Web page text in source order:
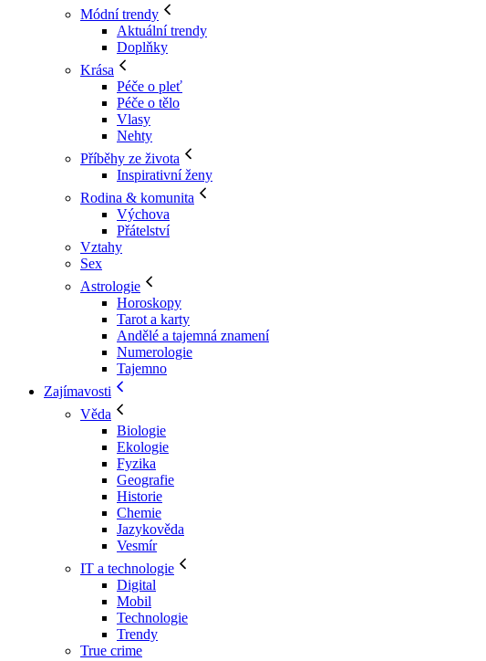
Módní trendy
Aktuální trendy
Doplňky
Krása
Péče o pleť
Péče o tělo
Vlasy
Nehty
Příběhy ze života
Inspirativní ženy
Rodina & komunita
Výchova
Přátelství
Vztahy
Sex
Astrologie
Horoskopy
Tarot a karty
Andělé a tajemná znamení
Numerologie
Tajemno
Zajímavosti
Věda
Biologie
Ekologie
Fyzika
Geografie
Historie
Chemie
Jazykověda
Vesmír
IT a technologie
Digital
Mobil
Technologie
Trendy
True crime